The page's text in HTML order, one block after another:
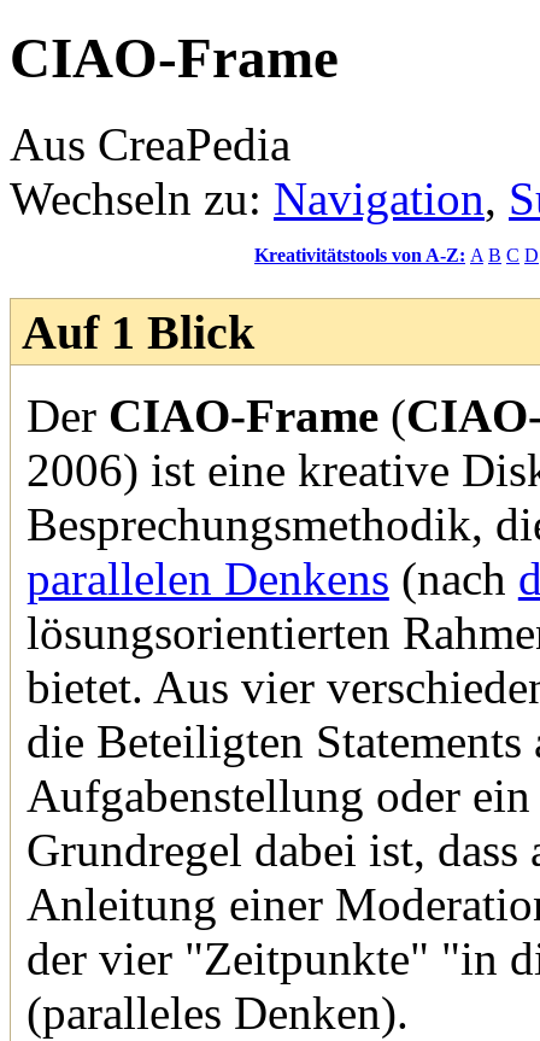
CIAO-Frame
Aus CreaPedia
Wechseln zu: Navigation,
Kreativitätstools von A-Z: A B C D
Auf 1 Blick
Der CIAO-Frame(
2006) ist eine kreative
Besprechungsmethodik,
parallelen Denkens (nach
lösungsorientierten
bietet. Aus vier
die Beteiligten Statements
Aufgabenstellung oder
Grundregel dabei ist,
Anleitung einer
der vier "Zeitpunkte" "in
(paralleles Denken).